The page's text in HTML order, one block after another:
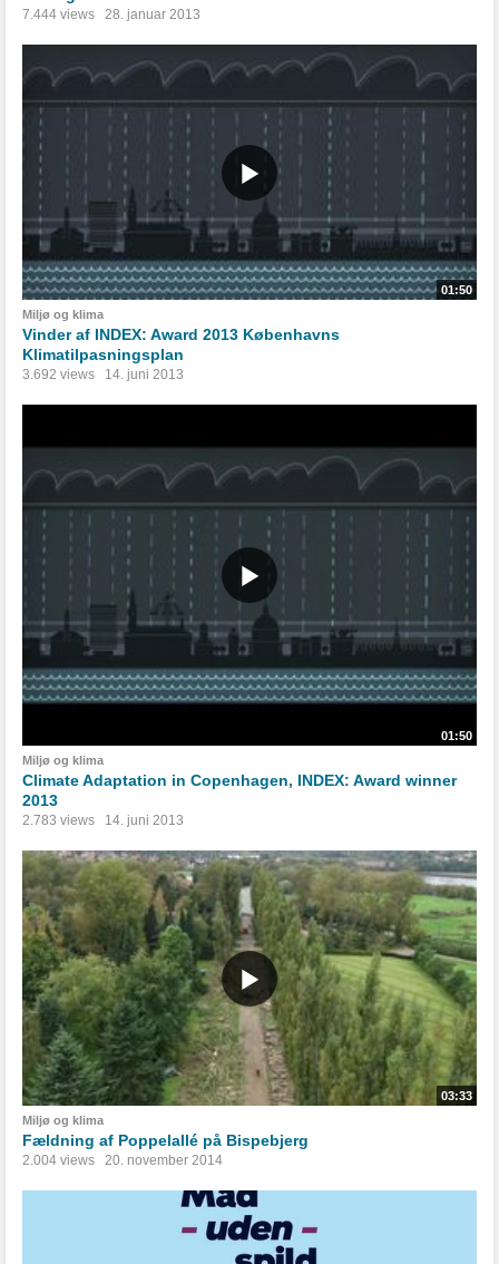
7.444 views 28. januar 2013
01:50
Miljø og klima
Vinder af INDEX: Award 2013 Københavns
Klimatilpasningsplan
3.692 views 14. juni 2013
01:50
Miljø og klima
Climate Adaptation in Copenhagen, INDEX: Award winner
2013
2.783 views 14. juni 2013
03:33
Miljø og klima
Fældning af Poppelallé på Bispebjerg
2.004 views 20. november 2014